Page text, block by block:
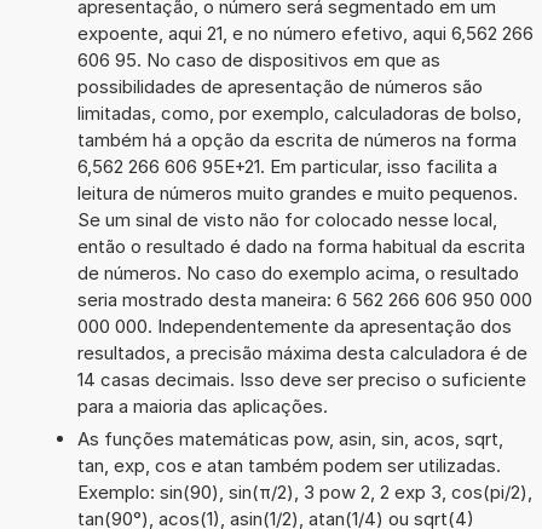
apresentação, o número será segmentado em um
expoente, aqui 21, e no número efetivo, aqui 6,562 266
606 95. No caso de dispositivos em que as
possibilidades de apresentação de números são
limitadas, como, por exemplo, calculadoras de bolso,
também há a opção da escrita de números na forma
6,562 266 606 95E+21. Em particular, isso facilita a
leitura de números muito grandes e muito pequenos.
Se um sinal de visto não for colocado nesse local,
então o resultado é dado na forma habitual da escrita
de números. No caso do exemplo acima, o resultado
seria mostrado desta maneira: 6 562 266 606 950 000
000 000. Independentemente da apresentação dos
resultados, a precisão máxima desta calculadora é de
14 casas decimais. Isso deve ser preciso o suficiente
para a maioria das aplicações.
As funções matemáticas pow, asin, sin, acos, sqrt,
tan, exp, cos e atan também podem ser utilizadas.
Exemplo: sin(90), sin(π/2), 3 pow 2, 2 exp 3, cos(pi/2),
tan(90°), acos(1), asin(1/2), atan(1/4) ou sqrt(4)